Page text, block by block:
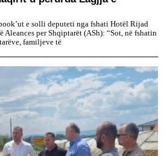
e solli deputeti nga fshati Hotël Rijad
per Shqiptarët (ASh): “Sot, në fshatin
familjeve të